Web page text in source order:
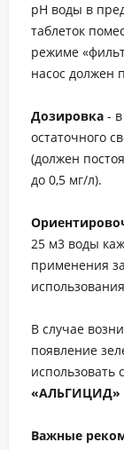
рН воды в
таблеток
режиме
насос должен
Дозировка -
остаточного
(должен
до 0,5 мг/л).
25 м3 воды
применения
В случае
появление
использовать
«АЛЬГИЦИД»
Важные